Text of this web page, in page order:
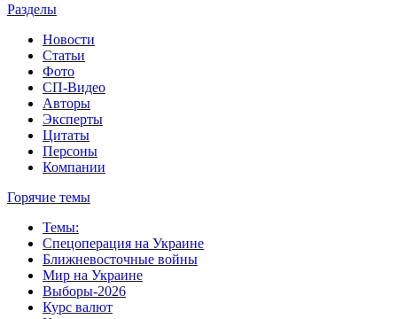
Разделы
Новости
Статьи
Фото
СП-Видео
Авторы
Эксперты
Цитаты
Персоны
Компании
Горячие темы
Темы:
Спецоперация на Украине
Ближневосточные войны
Мир на Украине
Выборы-2026
Курс валют